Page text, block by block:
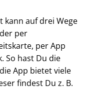
kann auf drei Wege
per
per App
So hast Du die
App bietet viele
findest Du z. B.